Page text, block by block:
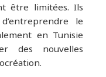
être limitées. Ils
le
en Tunisie
des nouvelles